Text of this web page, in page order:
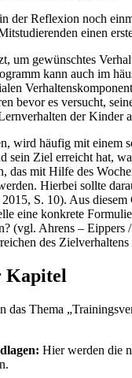
der Reflexion noch
einen
um gewünschtes
kann auch im
bevor es versucht,
der Kinder
wird häufig mit einem
sein Ziel erreicht hat,
das mit Hilfe des
Hierbei sollte
S. 10). Aus diesem
eine konkrete
(vgl. Ahrens –
des
Kapitel
das Thema
Hier werden die